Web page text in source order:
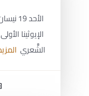
الشَّعري